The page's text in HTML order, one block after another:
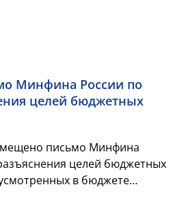
госу...
Минфина России по
целей бюджетных
письмо Минфина
целей бюджетных
в бюджете
тра...